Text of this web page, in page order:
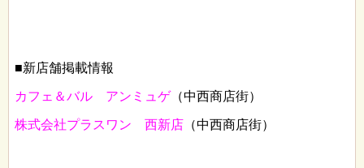
■新店舗掲載情報
カフェ＆バル アンミュゲ（中西商店街）
株式会社プラスワン 西新店 （中西商店街）